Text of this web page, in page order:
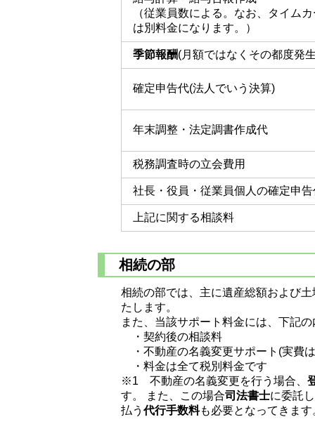
（従業員数による。なお、タイム
は別料金になります。）
季節報酬(月額ではなくその都度発
確定申告代(法人でいう決算)
年末調整・法定調書作成代
税務調査時の立会費用
社長・役員・従業員個人の確定申告
上記に関する相談料
相続の部
相続の部では、主に遺産総額および
たします。
また、当該サポート料金には、下記
・契約後の相談料
・不動産の名義変更サポート(実費
・料金は全て税別料金です
※1 不動産の名義変更を行う場合、
す。 また、この場合司法書士に委託
払う代行手数料も必要となってきます